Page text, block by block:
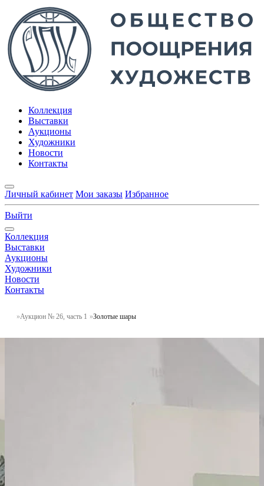
Коллекция
Выставки
Аукционы
Художники
Новости
Контакты
Личный кабинет Мои заказы Избранное
Выйти
Коллекция
Выставки
Аукционы
Художники
Новости
Контакты
Аукцион № 26, часть 1 Золотые шары